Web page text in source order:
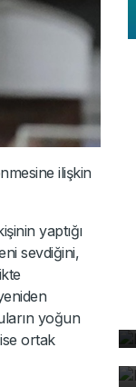
ilişkin
yaptığı
sevdiğini,
yoğun
ortak